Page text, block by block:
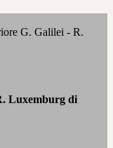
G. Galilei - R.
Luxemburg di